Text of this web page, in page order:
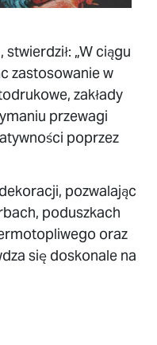
„W ciągu
zastosowanie w
zakłady
przewagi
poprzez
pozwalając
poduszkach
oraz
się doskonale na